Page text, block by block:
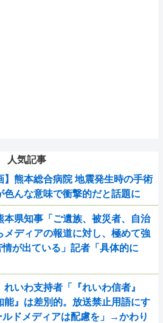
人気記事
】熊本総合病院 地震発生時の手術
色んな意味で衝撃的だと話題に
本県知事「ご遺族、被災者、自治
メディアの報道に対し、極めて強
情が出ている」記者「具体的に
れいわ支持者「『れいわ信者』
能』は差別的。放送禁止用語にす
ルドメディアは配慮を」→かわり